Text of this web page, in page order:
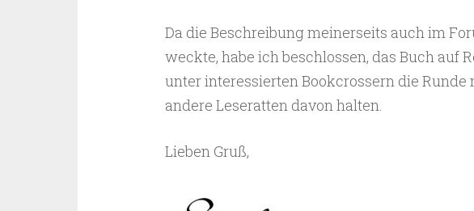
Da die Beschreibung meinerseits auch im
weckte, habe ich beschlossen, das Buch auf
unter interessierten Bookcrossern die Runde
andere Leseratten davon halten.
Lieben Gruß,